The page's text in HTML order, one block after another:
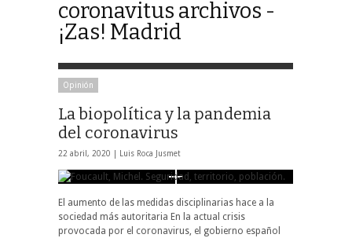
coronavitus archivos -
¡Zas! Madrid
Opinión
La biopolítica y la pandemia
del coronavirus
22 abril, 2020 | Luis Roca Jusmet
El aumento de las medidas disciplinarias hace a la
sociedad más autoritaria En la actual crisis
provocada por el coronavirus, el gobierno español